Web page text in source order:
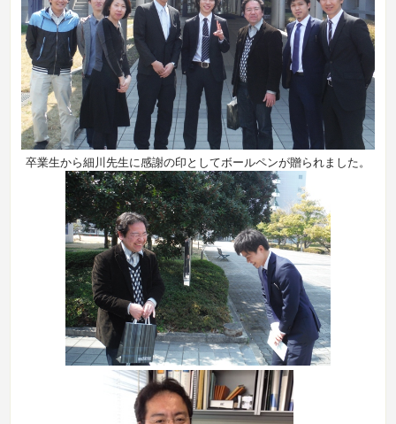
卒業生から細川先生に感謝の印としてボールペンが贈られました。